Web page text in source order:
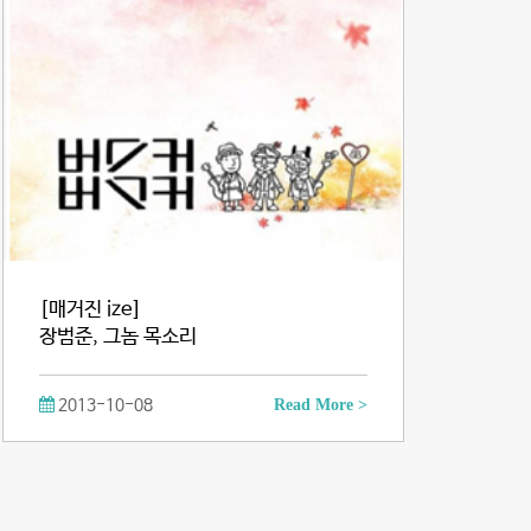
[매거진 ize]
장범준, 그놈 목소리
2013-10-08 Read More >